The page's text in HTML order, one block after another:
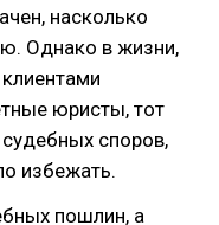
насколько
Однако в жизни,
юристы, тот
споров,
избежать.
пошлин, а